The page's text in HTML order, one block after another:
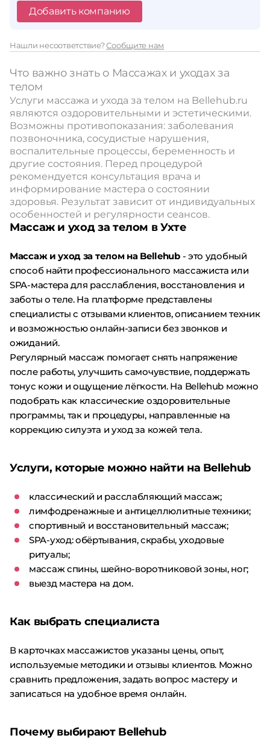
Добавить компанию
Нашли несоответствие?Сообщите нам
Что важно знать о Массажах и уходах за
телом
Услуги массажа и ухода за телом на Bellehub.ru
являются оздоровительными и эстетическими.
Возможны противопоказания: заболевания
позвоночника, сосудистые нарушения,
воспалительные процессы, беременность и
другие состояния. Перед процедурой
рекомендуется консультация врача и
информирование мастера о состоянии
здоровья. Результат зависит от индивидуальных
особенностей и регулярности сеансов.
Массаж и уход за телом в Ухте
Массаж и уход за телом на Bellehub- это удобный
способ найти профессионального массажиста или
SPA-мастера для расслабления, восстановления и
заботы о теле. На платформе представлены
специалисты с отзывами клиентов, описанием техник
и возможностью онлайн-записи без звонков и
ожиданий.
Регулярный массаж помогает снять напряжение
после работы, улучшить самочувствие, поддержать
тонус кожи и ощущение лёгкости. На Bellehub можно
подобрать как классические оздоровительные
программы, так и процедуры, направленные на
коррекцию силуэта и уход за кожей тела.
Услуги, которые можно найти на Bellehub
классический и расслабляющий массаж;
лимфодренажные и антицеллюлитные техники;
спортивный и восстановительный массаж;
SPA-уход: обёртывания, скрабы, уходовые
ритуалы;
массаж спины, шейно-воротниковой зоны, ног;
выезд мастера на дом.
Как выбрать специалиста
В карточках массажистов указаны цены, опыт,
используемые методики и отзывы клиентов. Можно
сравнить предложения, задать вопрос мастеру и
записаться на удобное время онлайн.
Почему выбирают Bellehub